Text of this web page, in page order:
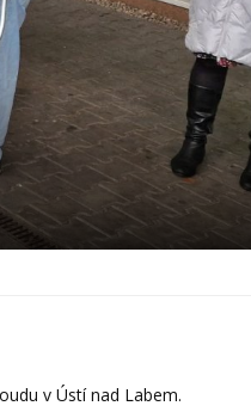
v Ústí nad Labem.